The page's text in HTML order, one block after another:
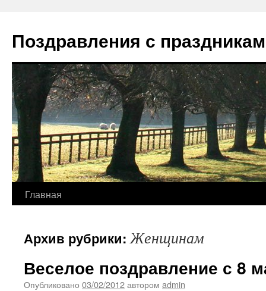
содержимому
Поздравления с
Главная
Архив рубрики:Женщинам
Веселое поздравление с 8
Опубликовано 03/02/2012автором admin